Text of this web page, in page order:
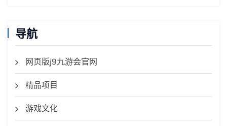
导航
网页版j9九游会官网
精品项目
游戏文化